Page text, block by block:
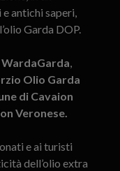
antichi saperi,
Garda DOP.
WardaGarda,
Olio Garda
di Cavaion
Veronese.
e ai turisti
dell’olio extra